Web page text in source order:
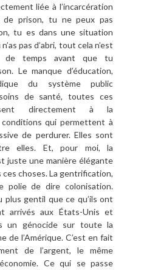
liée à l’incarcération
de prison, tu ne peux pas
tu es dans une situation
pas d’abri, tout cela n’est
de temps avant que tu
Le manque d’éducation,
du système public
de santé, toutes ces
directement à la
qui permettent à
de perdurer. Elles sont
elles. Et, pour moi, la
juste une manière élégante
choses. La gentrification,
polie de dire colonisation.
plus gentil que ce qu’ils ont
arrivés aux États-Unis et
un génocide sur toute la
de l’Amérique. C’est en fait
de l’argent, le même
Ce qui se passe